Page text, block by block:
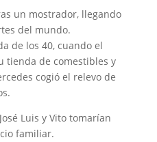
un mostrador, llegando
del mundo.
de los 40, cuando el
tienda de comestibles y
cogió el relevo de
Luis y Vito tomarían
familiar.